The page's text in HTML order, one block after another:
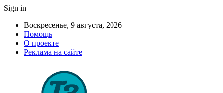
Sign in
Воскресенье, 9 августа, 2026
Помощь
О проекте
Реклама на сайте